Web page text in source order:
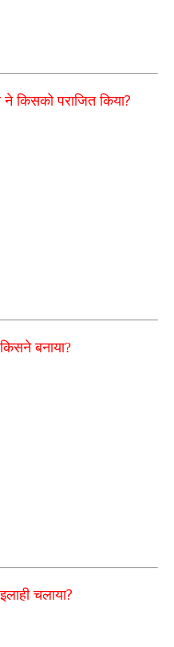
किसको पराजित किया?
बनाया?
चलाया?